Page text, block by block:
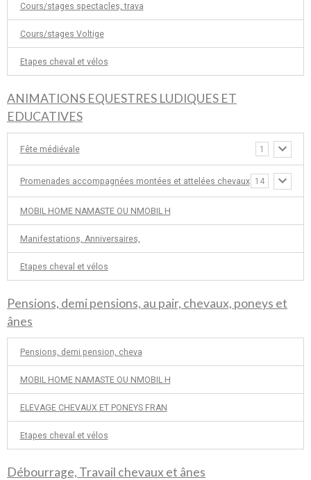
Cours/stages spectacles, trava
Cours/stages Voltige
Etapes cheval et vélos
ANIMATIONS EQUESTRES LUDIQUES ET
EDUCATIVES
Fête médiévale 1
Promenades accompagnées montées et attelées chevaux 14
MOBIL HOME NAMASTE OU NMOBIL H
Manifestations, Anniversaires,
Etapes cheval et vélos
Pensions, demi pensions, au pair, chevaux, poneys et
ânes
Pensions, demi pension, cheva
MOBIL HOME NAMASTE OU NMOBIL H
ELEVAGE CHEVAUX ET PONEYS FRAN
Etapes cheval et vélos
Débourrage, Travail chevaux et ânes